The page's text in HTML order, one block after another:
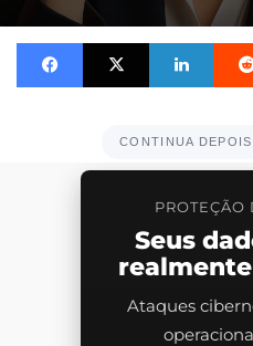
Facebook X
CONTINUA
PROTEÇÃO
Seus
Ataques